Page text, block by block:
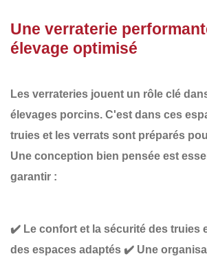
Une verraterie
élevage optimisé
Les verrateries jouent un rôle clé
élevages porcins. C'est dans ces
truies et les verrats sont préparés
Une conception bien pensée est
garantir :
✔️ Le confort et la sécurité des truies
des espaces adaptés ✔️ Une